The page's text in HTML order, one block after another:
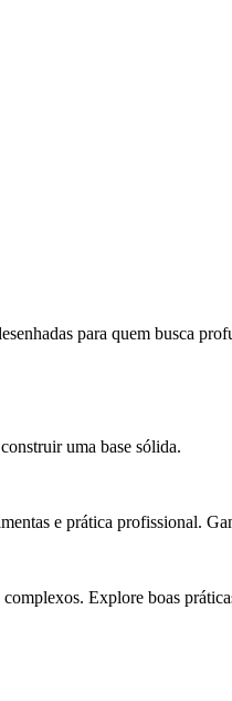
para quem busca
uma base sólida.
e prática profissional.
Explore boas